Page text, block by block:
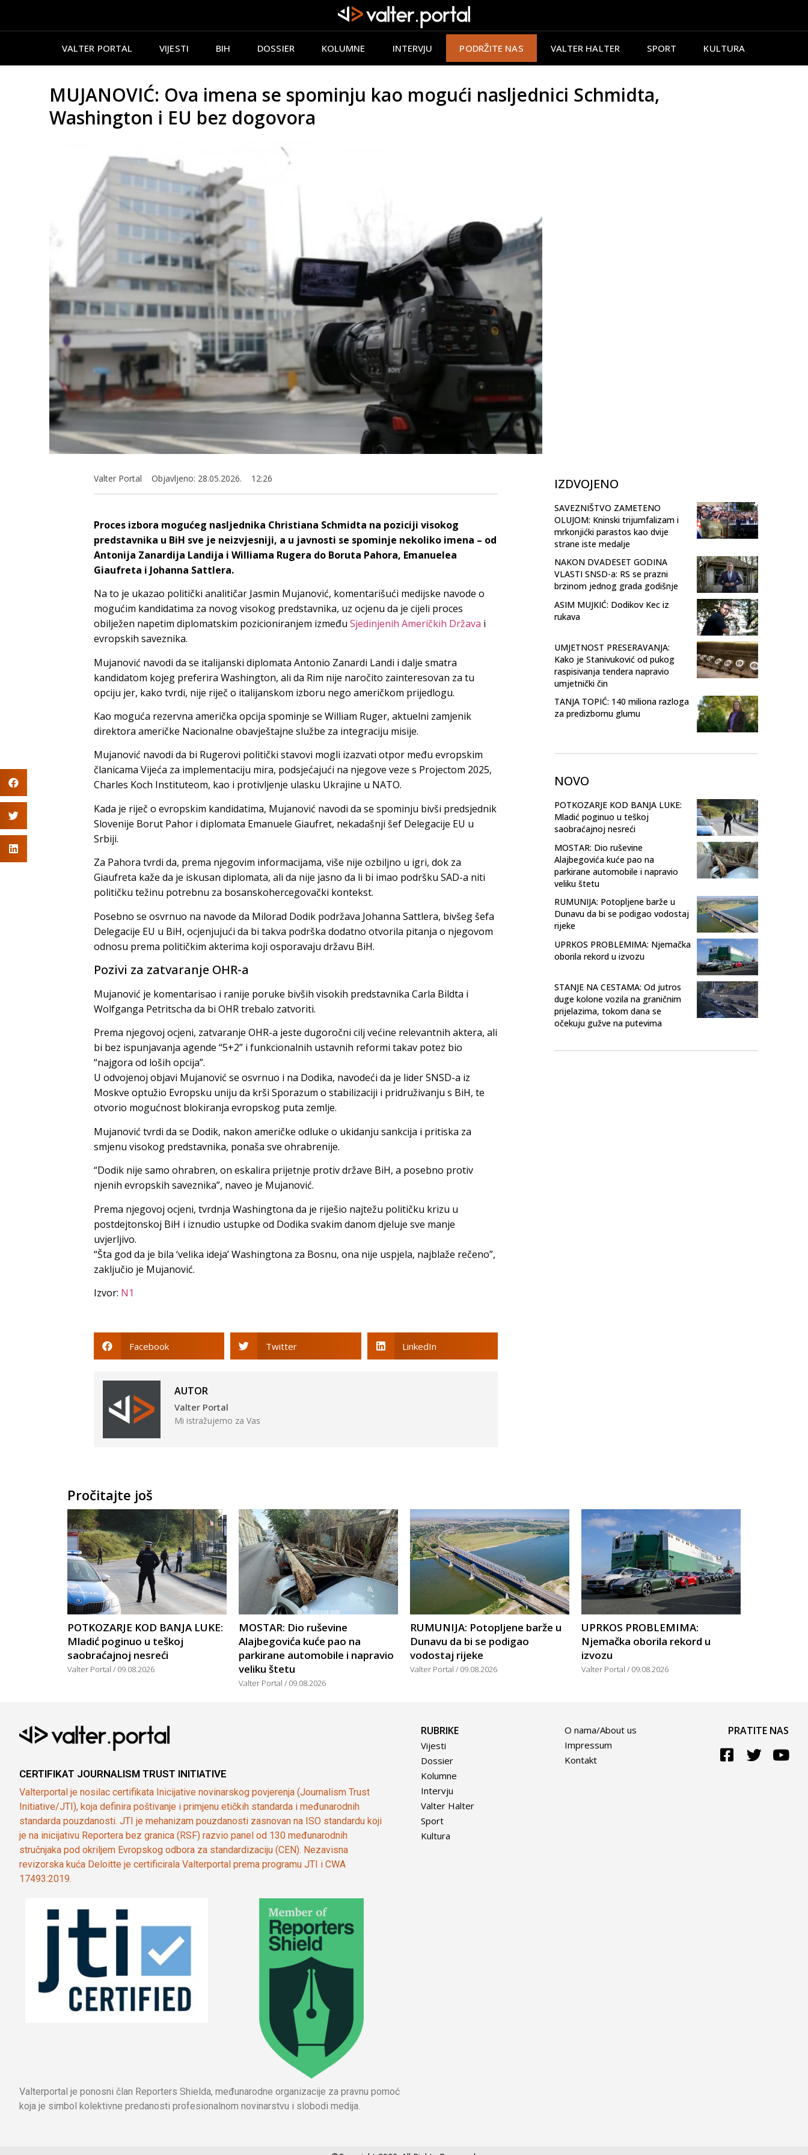
VALTER PORTAL VIJESTI BIH DOSSIER KOLUMNE INTERVJU PODRŽITE NAS VALTER HALTER SPORT KULTURA
MUJANOVIĆ: Ova imena se spominju kao mogući nasljednici Schmidta,
Washington i EU bez dogovora
Valter Portal Objavljeno: 28.05.2026. 12:26
Proces izbora mogućeg nasljednika Christiana Schmidta na poziciji visokog
predstavnika u BiH sve je neizvjesniji, a u javnosti se spominje nekoliko imena – od
Antonija Zanardija Landija i Williama Rugera do Boruta Pahora, Emanuelea
Giaufreta i Johanna Sattlera.
Na to je ukazao politički analitičar Jasmin Mujanović, komentarišući medijske navode o
mogućim kandidatima za novog visokog predstavnika, uz ocjenu da je cijeli proces
obilježen napetim diplomatskim pozicioniranjem između Sjedinjenih Američkih Država i
evropskih saveznika.
Mujanović navodi da se italijanski diplomata Antonio Zanardi Landi i dalje smatra
kandidatom kojeg preferira Washington, ali da Rim nije naročito zainteresovan za tu
opciju jer, kako tvrdi, nije riječ o italijanskom izboru nego američkom prijedlogu.
Kao moguća rezervna američka opcija spominje se William Ruger, aktuelni zamjenik
direktora američke Nacionalne obavještajne službe za integraciju misije.
Mujanović navodi da bi Rugerovi politički stavovi mogli izazvati otpor među evropskim
članicama Vijeća za implementaciju mira, podsjećajući na njegove veze s Projectom 2025,
Charles Koch Instituteom, kao i protivljenje ulasku Ukrajine u NATO.
Kada je riječ o evropskim kandidatima, Mujanović navodi da se spominju bivši predsjednik
Slovenije Borut Pahor i diplomata Emanuele Giaufret, nekadašnji šef Delegacije EU u
Srbiji.
Za Pahora tvrdi da, prema njegovim informacijama, više nije ozbiljno u igri, dok za
Giaufreta kaže da je iskusan diplomata, ali da nije jasno da li bi imao podršku SAD-a niti
političku težinu potrebnu za bosanskohercegovački kontekst.
Posebno se osvrnuo na navode da Milorad Dodik podržava Johanna Sattlera, bivšeg šefa
Delegacije EU u BiH, ocjenjujući da bi takva podrška dodatno otvorila pitanja o njegovom
odnosu prema političkim akterima koji osporavaju državu BiH.
Pozivi za zatvaranje OHR-a
Mujanović je komentarisao i ranije poruke bivših visokih predstavnika Carla Bildta i
Wolfganga Petritscha da bi OHR trebalo zatvoriti.
Prema njegovoj ocjeni, zatvaranje OHR-a jeste dugoročni cilj većine relevantnih aktera, ali
bi bez ispunjavanja agende “5+2” i funkcionalnih ustavnih reformi takav potez bio
“najgora od loših opcija”.
U odvojenoj objavi Mujanović se osvrnuo i na Dodika, navodeći da je lider SNSD-a iz
Moskve optužio Evropsku uniju da krši Sporazum o stabilizaciji i pridruživanju s BiH, te
otvorio mogućnost blokiranja evropskog puta zemlje.
Mujanović tvrdi da se Dodik, nakon američke odluke o ukidanju sankcija i pritiska za
smjenu visokog predstavnika, ponaša sve ohrabrenije.
“Dodik nije samo ohrabren, on eskalira prijetnje protiv države BiH, a posebno protiv
njenih evropskih saveznika”, naveo je Mujanović.
Prema njegovoj ocjeni, tvrdnja Washingtona da je riješio najtežu političku krizu u
postdejtonskoj BiH i iznudio ustupke od Dodika svakim danom djeluje sve manje
uvjerljivo.
“Šta god da je bila ‘velika ideja’ Washingtona za Bosnu, ona nije uspjela, najblaže rečeno”,
zaključio je Mujanović.
Izvor: N1
Facebook Twitter LinkedIn
AUTOR
Valter Portal
Mi istražujemo za Vas
IZDVOJENO
SAVEZNIŠTVO ZAMETENO
OLUJOM: Kninski trijumfalizam i
mrkonjićki parastos kao dvije
strane iste medalje
NAKON DVADESET GODINA
VLASTI SNSD-a: RS se prazni
brzinom jednog grada godišnje
ASIM MUJKIĆ: Dodikov Kec iz
rukava
UMJETNOST PRESERAVANJA:
Kako je Stanivuković od pukog
raspisivanja tendera napravio
umjetnički čin
TANJA TOPIĆ: 140 miliona razloga
za predizbornu glumu
NOVO
POTKOZARJE KOD BANJA LUKE:
Mladić poginuo u teškoj
saobraćajnoj nesreći
MOSTAR: Dio ruševine
Alajbegovića kuće pao na
parkirane automobile i napravio
veliku štetu
RUMUNIJA: Potopljene barže u
Dunavu da bi se podigao vodostaj
rijeke
UPRKOS PROBLEMIMA: Njemačka
oborila rekord u izvozu
STANJE NA CESTAMA: Od jutros
duge kolone vozila na graničnim
prijelazima, tokom dana se
očekuju gužve na putevima
Pročitajte još
POTKOZARJE KOD BANJA LUKE:
Mladić poginuo u teškoj
saobraćajnoj nesreći
Valter Portal 09.08.2026
MOSTAR: Dio ruševine
Alajbegovića kuće pao na
parkirane automobile i napravio
veliku štetu
Valter Portal 09.08.2026
RUMUNIJA: Potopljene barže u
Dunavu da bi se podigao
vodostaj rijeke
Valter Portal 09.08.2026
UPRKOS PROBLEMIMA:
Njemačka oborila rekord u
izvozu
Valter Portal 09.08.2026
CERTIFIKAT JOURNALISM TRUST INITIATIVE
Valterportal je nosilac certifikata Inicijative novinarskog povjerenja (Journalism Trust
Initiative/JTI), koja definira poštivanje i primjenu etičkih standarda i međunarodnih
standarda pouzdanosti. JTI je mehanizam pouzdanosti zasnovan na ISO standardu koji
je na inicijativu Reportera bez granica (RSF) razvio panel od 130 međunarodnih
stručnjaka pod okriljem Evropskog odbora za standardizaciju (CEN). Nezavisna
revizorska kuća Deloitte je certificirala Valterportal prema programu JTI i CWA
17493:2019.
Valterportal je ponosni član Reporters Shielda, međunarodne organizacije za pravnu pomoć
koja je simbol kolektivne predanosti profesionalnom novinarstvu i slobodi medija.
RUBRIKE
Vijesti
Dossier
Kolumne
Intervju
Valter Halter
Sport
Kultura
O nama/About us
Impressum
Kontakt
PRATITE NAS